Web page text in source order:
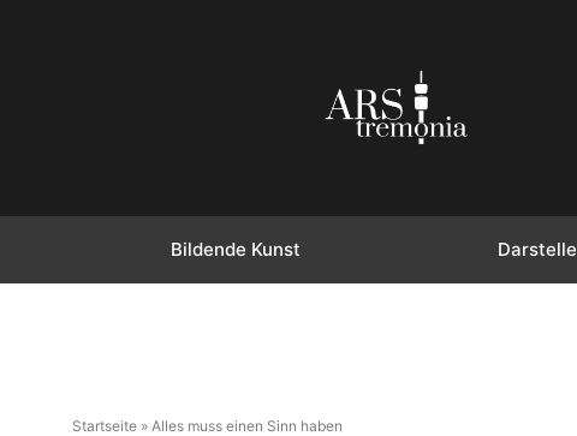
Bildende Kunst
Startseite » Alles muss einen Sinn haben